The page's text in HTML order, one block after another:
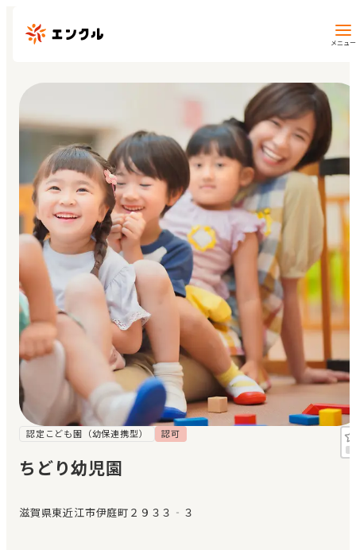
メニュー
地図から探す
地域から探す
マイページ
閲覧履歴
お気に入り
見学日記
メッセージ
おすすめの園
エンクルの特徴と活用方法
認定こども園（幼保連携型） 認可
ちどり幼児園
滋賀県東近江市伊庭町２９３３‐３